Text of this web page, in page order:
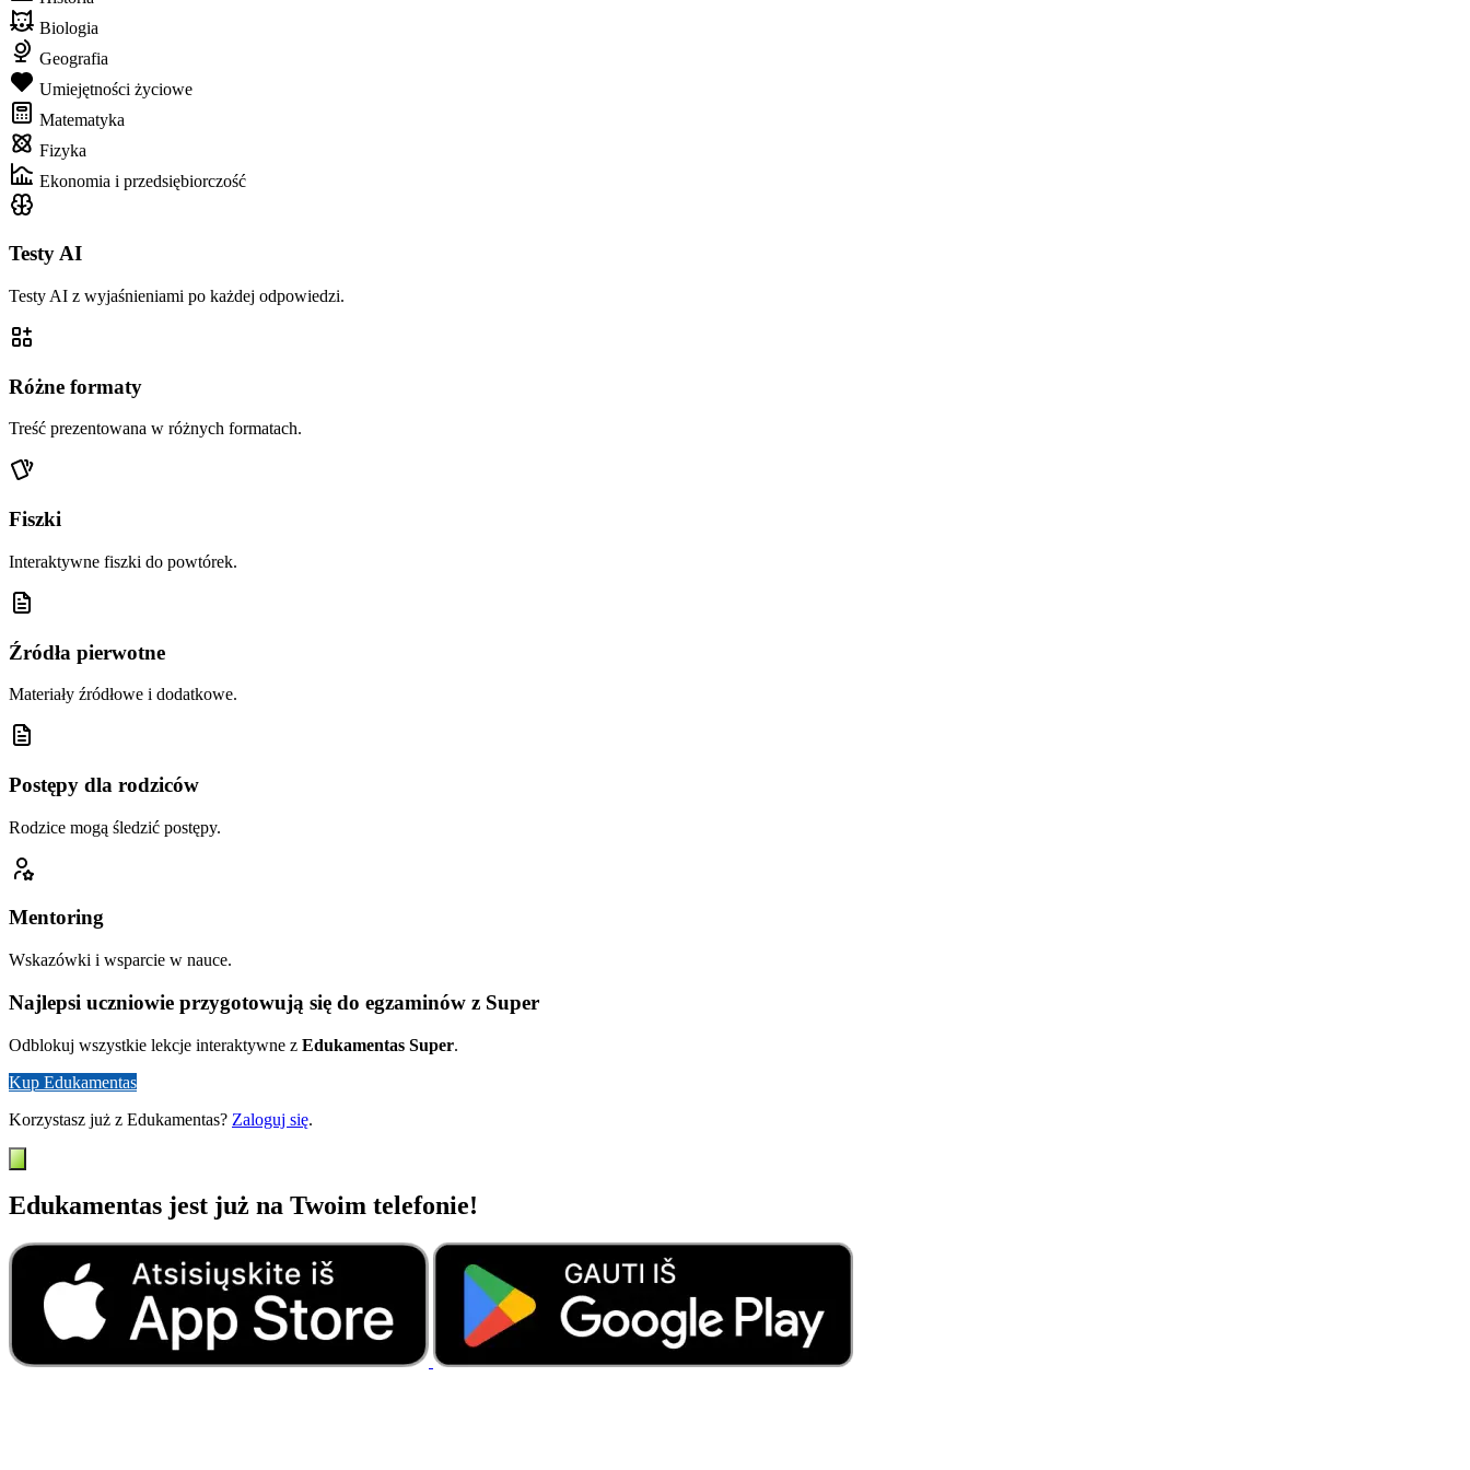
Biologia
Geografia
Umiejętności życiowe
Matematyka
Fizyka
Ekonomia i przedsiębiorczość
Testy AI
Testy AI z wyjaśnieniami po każdej odpowiedzi.
Różne formaty
Treść prezentowana w różnych formatach.
Fiszki
Interaktywne fiszki do powtórek.
Źródła pierwotne
Materiały źródłowe i dodatkowe.
Postępy dla rodziców
Rodzice mogą śledzić postępy.
Mentoring
Wskazówki i wsparcie w nauce.
Najlepsi uczniowie przygotowują się do egzaminów z Super
Odblokuj wszystkie lekcje interaktywne z Edukamentas Super.
Kup Edukamentas
Korzystasz już z Edukamentas? Zaloguj się.
Edukamentas jest już na Twoim telefonie!